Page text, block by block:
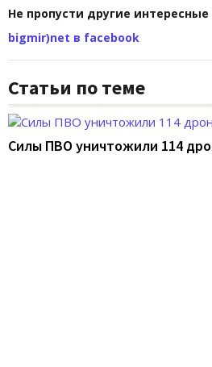
Не пропусти другие
bigmir)net в facebook
Статьи по теме
Силы ПВО уничтожили 114